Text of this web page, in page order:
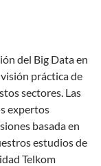
del Big Data en
práctica de
sectores. Las
expertos
basada en
estudios de
Telkom